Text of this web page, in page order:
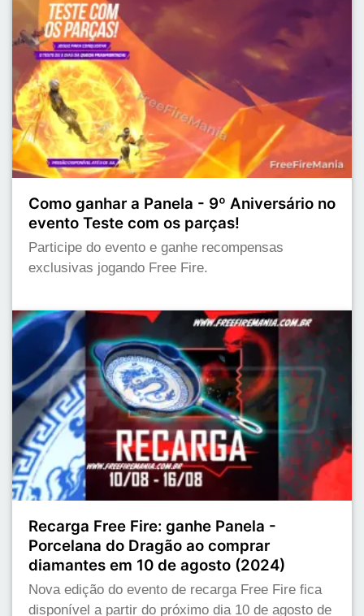
Como ganhar a Panela - 9º Aniversário no
evento Teste com os parças!
Participe do evento e ganhe recompensas
exclusivas jogando Free Fire.
Recarga Free Fire: ganhe Panela -
Porcelana do Dragão ao comprar
diamantes em 10 de agosto (2024)
Nova edição do evento de recarga Free Fire fica
disponível a partir do próximo dia 10 de agosto de